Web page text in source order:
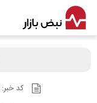
کد خبر: